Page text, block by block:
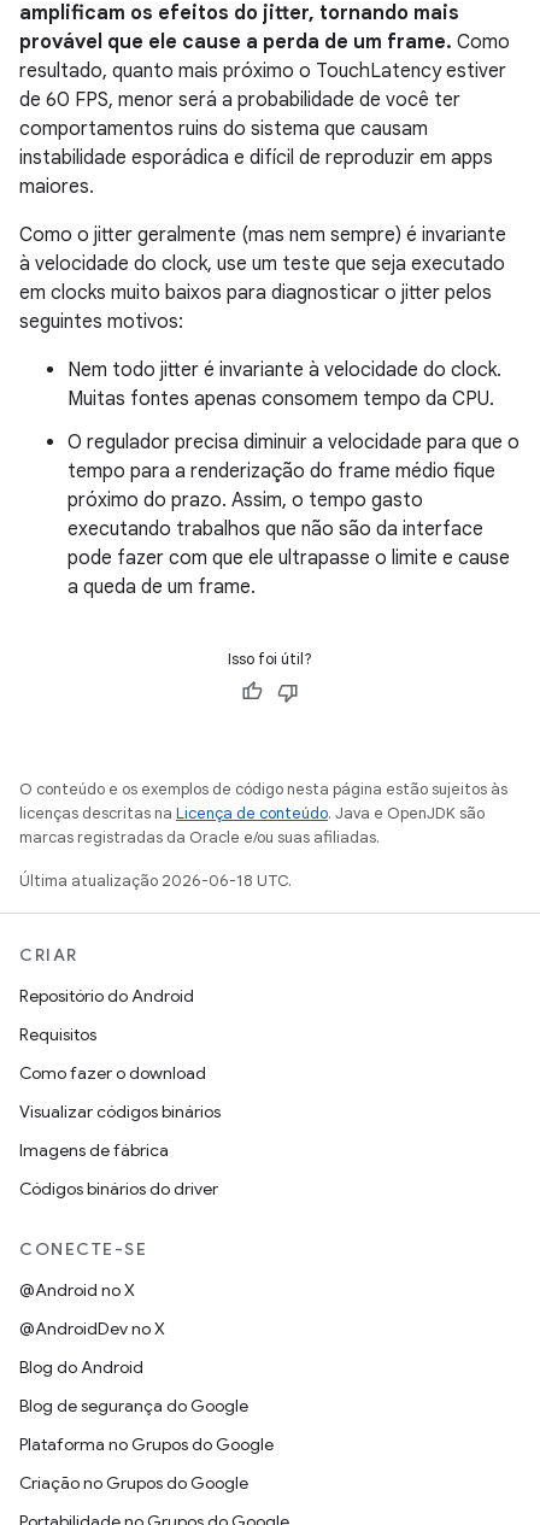
amplificam os efeitos do jitter, tornando mais
provável que ele cause a perda de um frame. Como
resultado, quanto mais próximo o TouchLatency estiver
de 60 FPS, menor será a probabilidade de você ter
comportamentos ruins do sistema que causam
instabilidade esporádica e difícil de reproduzir em apps
maiores.
Como o jitter geralmente (mas nem sempre) é invariante
à velocidade do clock, use um teste que seja executado
em clocks muito baixos para diagnosticar o jitter pelos
seguintes motivos:
Nem todo jitter é invariante à velocidade do clock.
Muitas fontes apenas consomem tempo da CPU.
O regulador precisa diminuir a velocidade para que o
tempo para a renderização do frame médio fique
próximo do prazo. Assim, o tempo gasto
executando trabalhos que não são da interface
pode fazer com que ele ultrapasse o limite e cause
a queda de um frame.
Isso foi útil?
O conteúdo e os exemplos de código nesta página estão sujeitos às
licenças descritas na Licença de conteúdo. Java e OpenJDK são
marcas registradas da Oracle e/ou suas afiliadas.
Última atualização 2026-06-18 UTC.
CRIAR
Repositório do Android
Requisitos
Como fazer o download
Visualizar códigos binários
Imagens de fábrica
Códigos binários do driver
CONECTE-SE
@Android no X
@AndroidDev no X
Blog do Android
Blog de segurança do Google
Plataforma no Grupos do Google
Criação no Grupos do Google